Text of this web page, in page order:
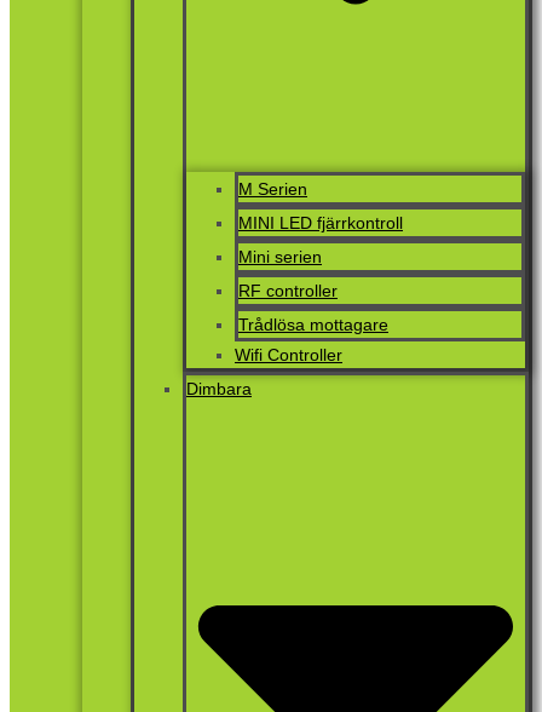
M Serien
MINI LED fjärrkontroll
Mini serien
RF controller
Trådlösa mottagare
Wifi Controller
Dimbara